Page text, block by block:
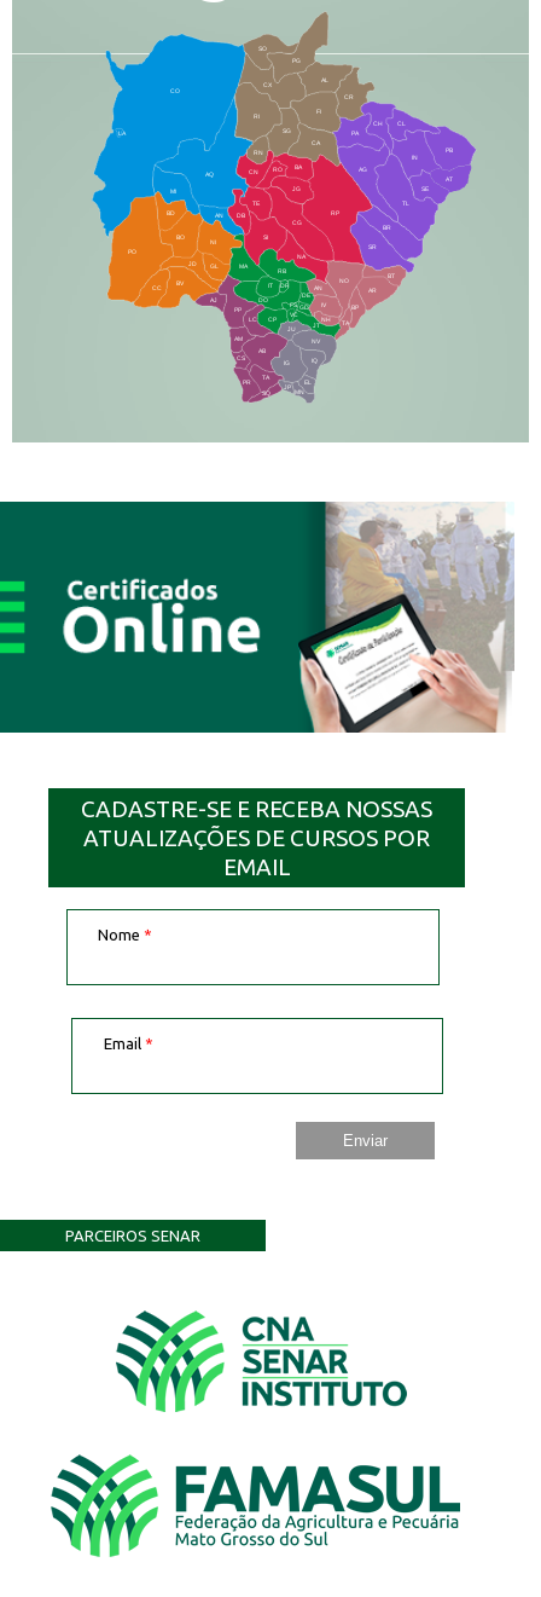
CO
AQ
MI
AN
CX
RI
AL
CR
FI
SG
BA
CA
PA
CH CL
PB
SE
TL
AG
BR
SR
BT
AR
RP
RO
JG
CG
SI
NA
TA
NH
JT
RB
MA
IT
DR
DO
CP
JU
NV
IQ
EL
BD
BO
NI
JD
PO
BV
CC
PP
AJ
LC
AM
AB
JP
DB
TE
CS
PR
TA
SQ
IG
MN
IN
NO
BP
RN
CN
GL
AN
IV
FS
VC
GD
DE
AT
PG
SO
LA
CADASTRE-SE E RECEBA NOSSAS
ATUALIZAÇÕES DE CURSOS POR
EMAIL
Nome *
Email *
PARCEIROS SENAR